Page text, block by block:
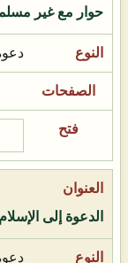
حوار مع غير
الدعوة إلى